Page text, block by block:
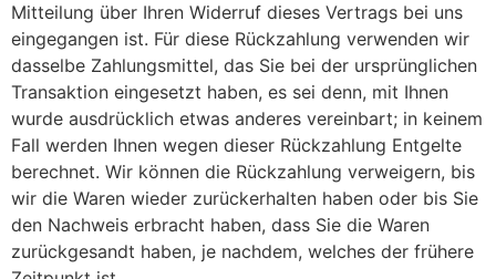
Mitteilung über Ihren Widerruf dieses Vertrags bei uns
eingegangen ist. Für diese Rückzahlung verwenden wir
dasselbe Zahlungsmittel, das Sie bei der ursprünglichen
Transaktion eingesetzt haben, es sei denn, mit Ihnen
wurde ausdrücklich etwas anderes vereinbart; in keinem
Fall werden Ihnen wegen dieser Rückzahlung Entgelte
berechnet. Wir können die Rückzahlung verweigern, bis
wir die Waren wieder zurückerhalten haben oder bis Sie
den Nachweis erbracht haben, dass Sie die Waren
zurückgesandt haben, je nachdem, welches der frühere